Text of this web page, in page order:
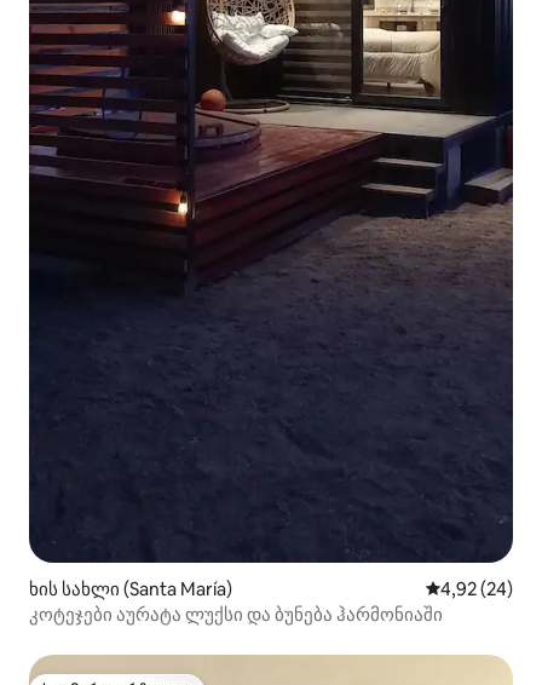
ხის სახლი (Santa María) საშუალო
4,92 (24)
კოტეჯები აურატა ლუქსი და ბუნება ჰარმონიაში